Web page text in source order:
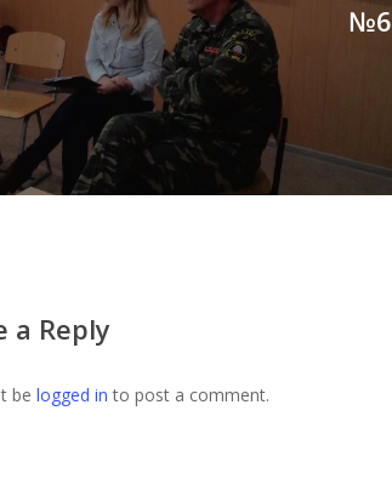
№6
a Reply
be logged in to post a comment.